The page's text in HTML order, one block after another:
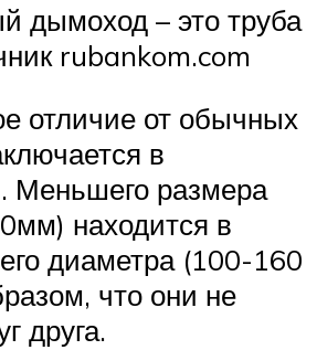
дымоход – это труба
rubankom.com
отличие от обычных
в
размера
находится в
диаметра (100-160
что они не
друга.